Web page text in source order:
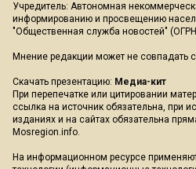
Учредитель: Автономная
информированию и просвещению
"Общественная служба новостей"
Мнение редакции может не совпадать
Скачать презентацию: Медиа-кит
При перепечатке или цитировании
ссылка на источник обязательна, при
изданиях и на сайтах обязательна
Mosregion.info.
На информационном ресурсе